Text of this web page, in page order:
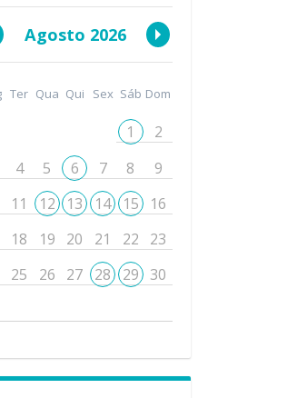
Agosto 2026
Ter Qua Qui Sex Sáb Dom
1
2
4 5 6 7 8
9
11 12 13 14 15
16
18 19 20 21 22
23
25 26 27 28 29
30